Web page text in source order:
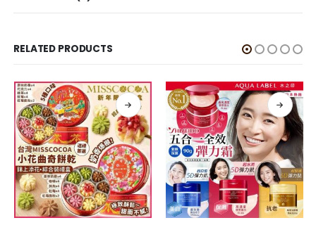
RELATED PRODUCTS